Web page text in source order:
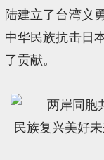
陆建立了台湾义
中华民族抗击日
了贡献。